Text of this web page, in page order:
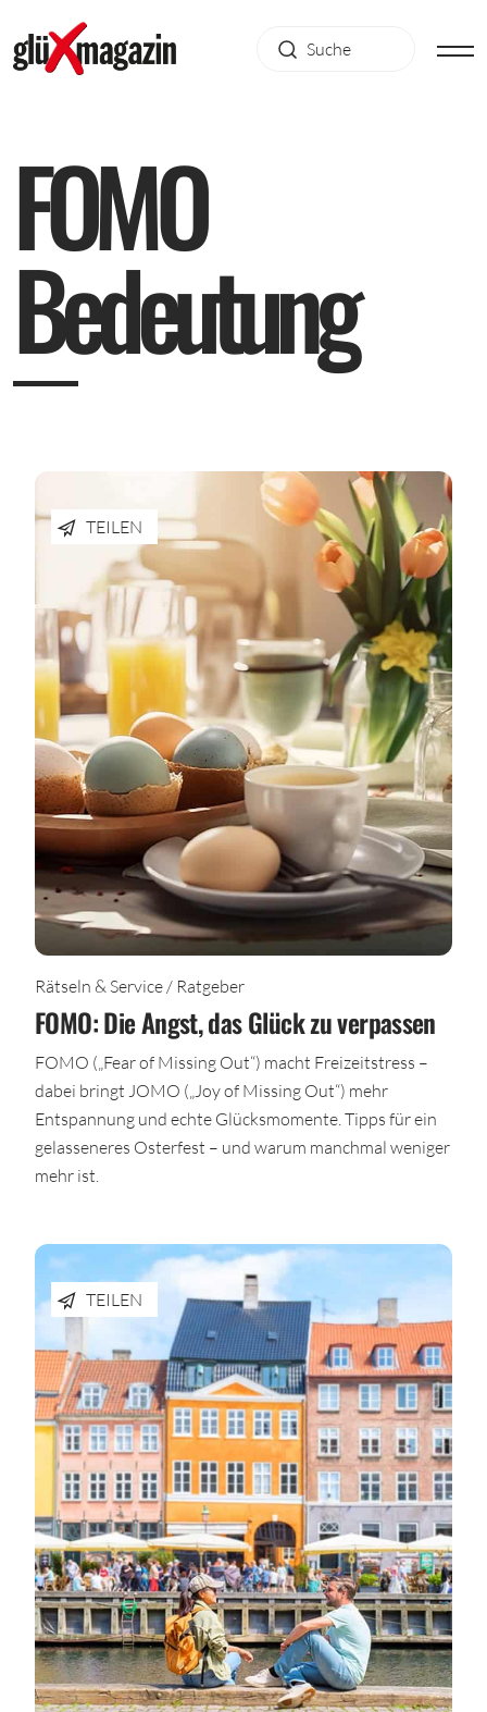
FOMO
Bedeutung
TEILEN
Rätseln & Service / Ratgeber
FOMO: Die Angst, das Glück zu verpassen
FOMO („Fear of Missing Out“) macht Freizeitstress –
dabei bringt JOMO („Joy of Missing Out“) mehr
Entspannung und echte Glücksmomente. Tipps für ein
gelasseneres Osterfest – und warum manchmal weniger
mehr ist.
TEILEN